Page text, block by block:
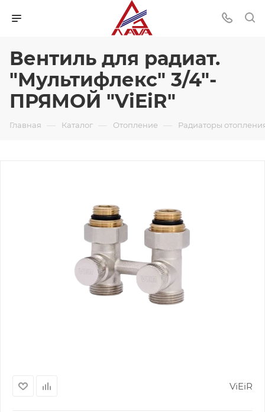
Вентиль для радиат.
"Мультифлекс" 3/4"-
ПРЯМОЙ "ViEiR"
Главная — Каталог — Отопление — Радиаторы
ViEiR